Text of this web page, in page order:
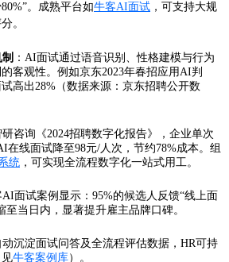
。成熟平台如牛客AI面试 ，可支持大规
。
：AI面试通过语音识别、性格建模与行为
客观性。例如京东2023年春招应用AI判
高出28%（数据来源：京东招聘公开数
咨询《2024招聘数字化报告》，企业单次
在线面试降至98元/人次，节约78%成本。组
统 ，可实现全流程数字化一站式用工。
AI面试案例显示：95%的候选人反馈“线上面
当日内，显著提升雇主品牌口碑。
动沉淀面试问答及全流程评估数据，HR可持
牛客案例库）。